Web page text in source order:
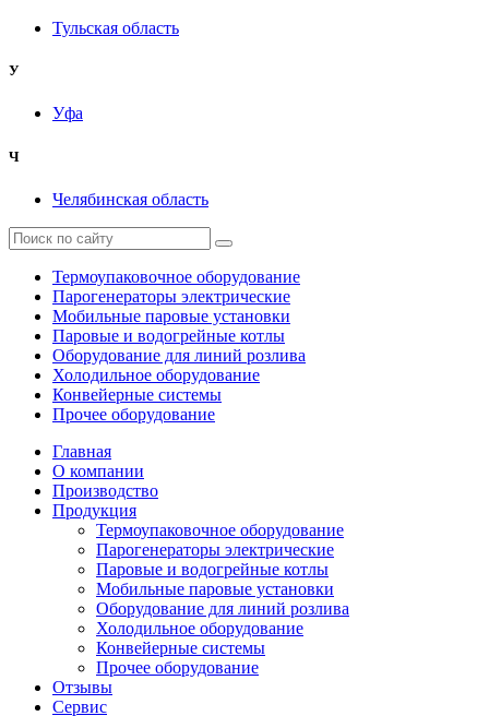
Тульская область
У
Уфа
Ч
Челябинская область
Термоупаковочное оборудование
Парогенераторы электрические
Мобильные паровые установки
Паровые и водогрейные котлы
Оборудование для линий розлива
Холодильное оборудование
Конвейерные системы
Прочее оборудование
Главная
О компании
Производство
Продукция
Термоупаковочное оборудование
Парогенераторы электрические
Паровые и водогрейные котлы
Мобильные паровые установки
Оборудование для линий розлива
Холодильное оборудование
Конвейерные системы
Прочее оборудование
Отзывы
Сервис